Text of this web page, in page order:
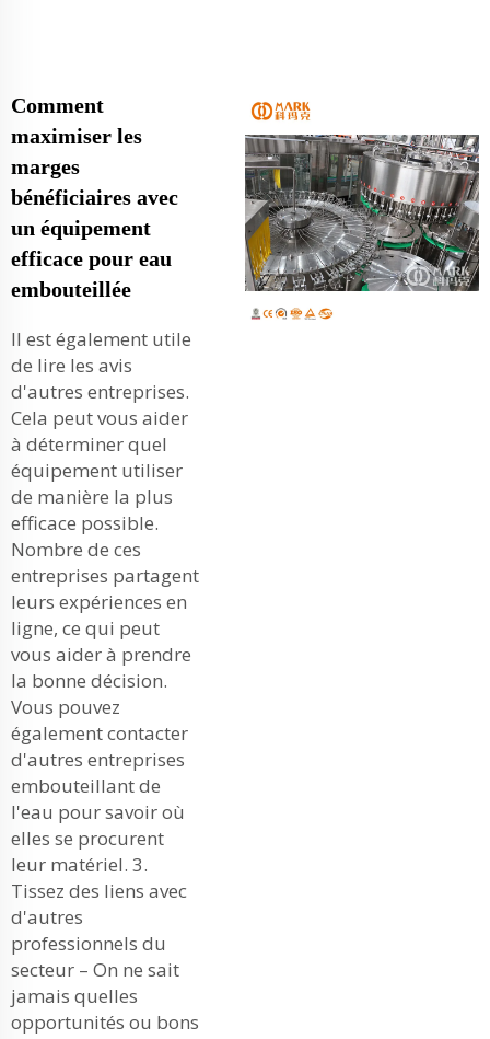
Comment
maximiser les
marges
bénéficiaires avec
un équipement
efficace pour eau
embouteillée
Il est également utile
de lire les avis
d'autres entreprises.
Cela peut vous aider
à déterminer quel
équipement utiliser
de manière la plus
efficace possible.
Nombre de ces
entreprises partagent
leurs expériences en
ligne, ce qui peut
vous aider à prendre
la bonne décision.
Vous pouvez
également contacter
d'autres entreprises
embouteillant de
l'eau pour savoir où
elles se procurent
leur matériel. 3.
Tissez des liens avec
d'autres
professionnels du
secteur – On ne sait
jamais quelles
opportunités ou bons